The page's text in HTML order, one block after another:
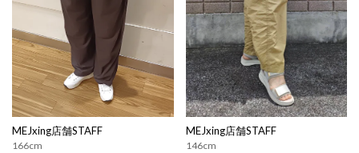
MEJxing店舗STAFF
166cm
MEJxing店舗STAFF
146cm